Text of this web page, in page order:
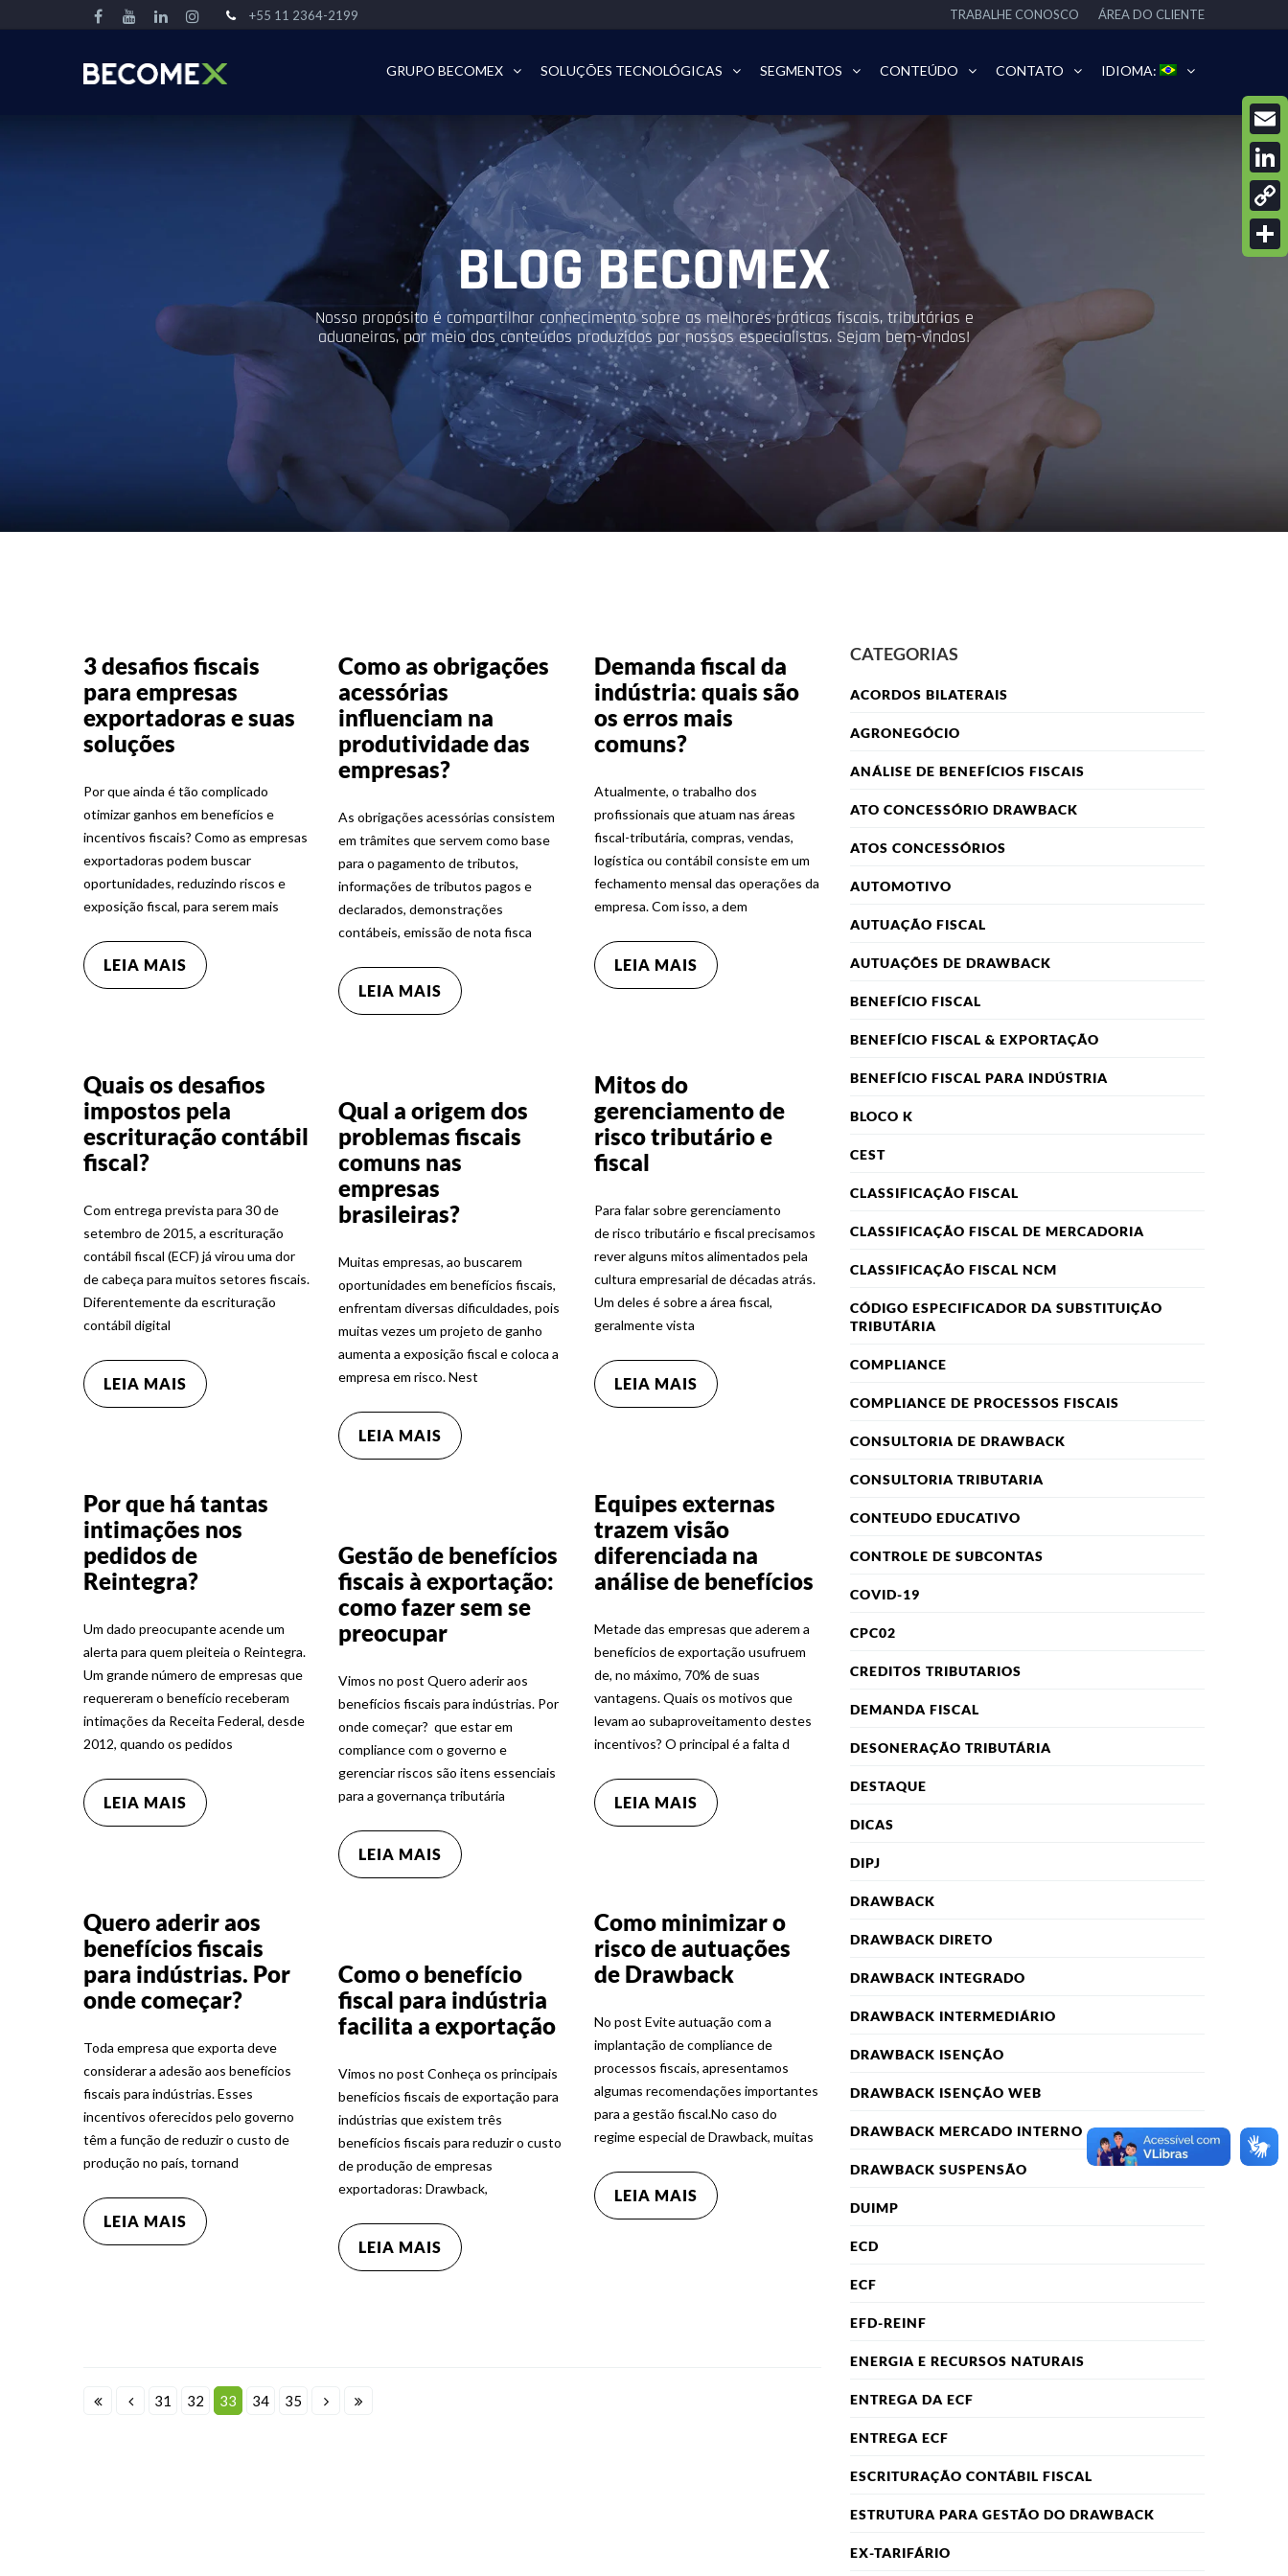
+55 11 2364-2199 TRABALHE CONOSCO ÁREA DO CLIENTE
GRUPO BECOMEX SOLUÇÕES TECNOLÓGICAS SEGMENTOS CONTEÚDO CONTATO IDIOMA:
BLOG BECOMEX
Nosso propósito é compartilhar conhecimento sobre as melhores práticas fiscais, tributárias e
aduaneiras, por meio dos conteúdos produzidos por nossos especialistas. Sejam bem-vindos!
3 desafios fiscais
para empresas
exportadoras e suas
soluções
Por que ainda é tão complicado
otimizar ganhos em benefícios e
incentivos fiscais? Como as empresas
exportadoras podem buscar
oportunidades, reduzindo riscos e
exposição fiscal, para serem mais
LEIA MAIS
Como as obrigações
acessórias
influenciam na
produtividade das
empresas?
As obrigações acessórias consistem
em trâmites que servem como base
para o pagamento de tributos,
informações de tributos pagos e
declarados, demonstrações
contábeis, emissão de nota fisca
LEIA MAIS
Demanda fiscal da
indústria: quais são
os erros mais
comuns?
Atualmente, o trabalho dos
profissionais que atuam nas áreas
fiscal-tributária, compras, vendas,
logística ou contábil consiste em um
fechamento mensal das operações da
empresa. Com isso, a dem
LEIA MAIS
Quais os desafios
impostos pela
escrituração contábil
fiscal?
Com entrega prevista para 30 de
setembro de 2015, a escrituração
contábil fiscal (ECF) já virou uma dor
de cabeça para muitos setores fiscais.
Diferentemente da escrituração
contábil digital
LEIA MAIS
Mitos do
gerenciamento de
risco tributário e
fiscal
Para falar sobre gerenciamento
de risco tributário e fiscal precisamos
rever alguns mitos alimentados pela
cultura empresarial de décadas atrás.
Um deles é sobre a área fiscal,
geralmente vista
LEIA MAIS
Qual a origem dos
problemas fiscais
comuns nas
empresas
brasileiras?
Muitas empresas, ao buscarem
oportunidades em benefícios fiscais,
enfrentam diversas dificuldades, pois
muitas vezes um projeto de ganho
aumenta a exposição fiscal e coloca a
empresa em risco. Nest
LEIA MAIS
Por que há tantas
intimações nos
pedidos de
Reintegra?
Um dado preocupante acende um
alerta para quem pleiteia o Reintegra.
Um grande número de empresas que
requereram o benefício receberam
intimações da Receita Federal, desde
2012, quando os pedidos
LEIA MAIS
Equipes externas
trazem visão
diferenciada na
análise de benefícios
Metade das empresas que aderem a
benefícios de exportação usufruem
de, no máximo, 70% de suas
vantagens. Quais os motivos que
levam ao subaproveitamento destes
incentivos? O principal é a falta d
LEIA MAIS
Gestão de benefícios
fiscais à exportação:
como fazer sem se
preocupar
Vimos no post Quero aderir aos
benefícios fiscais para indústrias. Por
onde começar? que estar em
compliance com o governo e
gerenciar riscos são itens essenciais
para a governança tributária
LEIA MAIS
Quero aderir aos
benefícios fiscais
para indústrias. Por
onde começar?
Toda empresa que exporta deve
considerar a adesão aos benefícios
fiscais para indústrias. Esses
incentivos oferecidos pelo governo
têm a função de reduzir o custo de
produção no país, tornand
LEIA MAIS
Como minimizar o
risco de autuações
de Drawback
No post Evite autuação com a
implantação de compliance de
processos fiscais, apresentamos
algumas recomendações importantes
para a gestão fiscal.No caso do
regime especial de Drawback, muitas
LEIA MAIS
Como o benefício
fiscal para indústria
facilita a exportação
Vimos no post Conheça os principais
benefícios fiscais de exportação para
indústrias que existem três
benefícios fiscais para reduzir o custo
de produção de empresas
exportadoras: Drawback,
LEIA MAIS
31 32 33 34 35
CATEGORIAS
ACORDOS BILATERAIS
AGRONEGÓCIO
ANÁLISE DE BENEFÍCIOS FISCAIS
ATO CONCESSÓRIO DRAWBACK
ATOS CONCESSÓRIOS
AUTOMOTIVO
AUTUAÇÃO FISCAL
AUTUAÇÕES DE DRAWBACK
BENEFÍCIO FISCAL
BENEFÍCIO FISCAL & EXPORTAÇÃO
BENEFÍCIO FISCAL PARA INDÚSTRIA
BLOCO K
CEST
CLASSIFICAÇÃO FISCAL
CLASSIFICAÇÃO FISCAL DE MERCADORIA
CLASSIFICAÇÃO FISCAL NCM
CÓDIGO ESPECIFICADOR DA SUBSTITUIÇÃO
TRIBUTÁRIA
COMPLIANCE
COMPLIANCE DE PROCESSOS FISCAIS
CONSULTORIA DE DRAWBACK
CONSULTORIA TRIBUTARIA
CONTEUDO EDUCATIVO
CONTROLE DE SUBCONTAS
COVID-19
CPC02
CREDITOS TRIBUTARIOS
DEMANDA FISCAL
DESONERAÇÃO TRIBUTÁRIA
DESTAQUE
DICAS
DIPJ
DRAWBACK
DRAWBACK DIRETO
DRAWBACK INTEGRADO
DRAWBACK INTERMEDIÁRIO
DRAWBACK ISENÇÃO
DRAWBACK ISENÇÃO WEB
DRAWBACK MERCADO INTERNO
DRAWBACK SUSPENSÃO
DUIMP
ECD
ECF
EFD-REINF
ENERGIA E RECURSOS NATURAIS
ENTREGA DA ECF
ENTREGA ECF
ESCRITURAÇÃO CONTÁBIL FISCAL
ESTRUTURA PARA GESTÃO DO DRAWBACK
EX-TARIFÁRIO
Email
Copy
Link